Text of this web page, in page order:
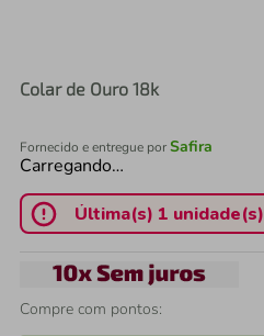
Colar de Ouro 18k
Fornecido e entregue porSafira
Carregando…
Última(s) 1 unidade(s)
Compre com pontos: